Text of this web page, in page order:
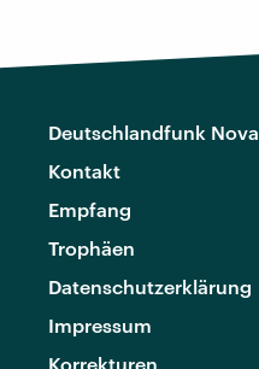
Deutschlandfunk Nova
Kontakt
Empfang
Trophäen
Datenschutzerklärung
Impressum
Korrekturen